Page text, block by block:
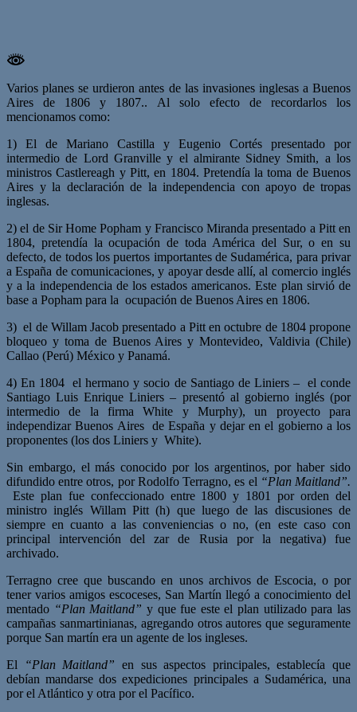
Varios planes se urdieron antes de las invasiones inglesas a Buenos
Aires de 1806 y 1807.. Al solo efecto de recordarlos los
mencionamos como:
1) El de Mariano Castilla y Eugenio Cortés presentado por
intermedio de Lord Granville y el almirante Sidney Smith, a los
ministros Castlereagh y Pitt, en 1804. Pretendía la toma de Buenos
Aires y la declaración de la independencia con apoyo de tropas
inglesas.
2) el de Sir Home Popham y Francisco Miranda presentado a Pitt en
1804, pretendía la ocupación de toda América del Sur, o en su
defecto, de todos los puertos importantes de Sudamérica, para privar
a España de comunicaciones, y apoyar desde allí, al comercio inglés
y a la independencia de los estados americanos. Este plan sirvió de
base a Popham para la ocupación de Buenos Aires en 1806.
3) el de Willam Jacob presentado a Pitt en octubre de 1804 propone
bloqueo y toma de Buenos Aires y Montevideo, Valdivia (Chile)
Callao (Perú) México y Panamá.
4) En 1804 el hermano y socio de Santiago de Liniers – el conde
Santiago Luis Enrique Liniers – presentó al gobierno inglés (por
intermedio de la firma White y Murphy), un proyecto para
independizar Buenos Aires de España y dejar en el gobierno a los
proponentes (los dos Liniers y White).
Sin embargo, el más conocido por los argentinos, por haber sido
difundido entre otros, por Rodolfo Terragno, es el “Plan Maitland”.
Este plan fue confeccionado entre 1800 y 1801 por orden del
ministro inglés Willam Pitt (h) que luego de las discusiones de
siempre en cuanto a las conveniencias o no, (en este caso con
principal intervención del zar de Rusia por la negativa) fue
archivado.
Terragno cree que buscando en unos archivos de Escocia, o por
tener varios amigos escoceses, San Martín llegó a conocimiento del
mentado “Plan Maitland” y que fue este el plan utilizado para las
campañas sanmartinianas, agregando otros autores que seguramente
porque San martín era un agente de los ingleses.
El
“Plan Maitland” en sus aspectos principales, establecía que
debían mandarse dos expediciones principales a Sudamérica, una
por el Atlántico y otra por el Pacífico.